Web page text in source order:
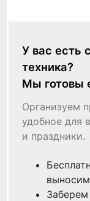
У вас есть
техника?
Мы готовы
Организуем
удобное для
и праздники.
выносим